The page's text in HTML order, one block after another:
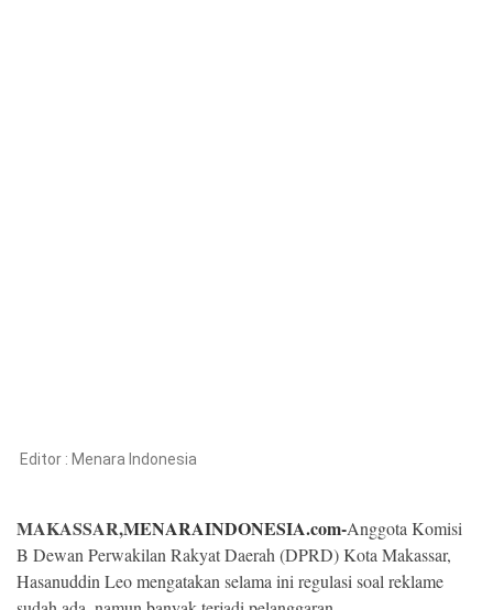
Editor : Menara Indonesia
MAKASSAR,MENARAINDONESIA.com-Anggota Komisi
B Dewan Perwakilan Rakyat Daerah (DPRD) Kota Makassar,
Hasanuddin Leo mengatakan selama ini regulasi soal reklame